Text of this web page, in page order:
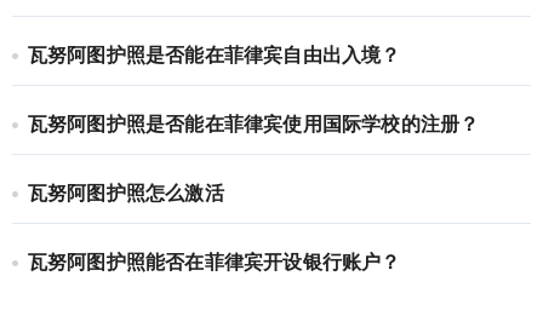
瓦努阿图护照是否能在菲律宾自由出入境？
瓦努阿图护照是否能在菲律宾使用国际学校的注册？
瓦努阿图护照怎么激活
瓦努阿图护照能否在菲律宾开设银行账户？